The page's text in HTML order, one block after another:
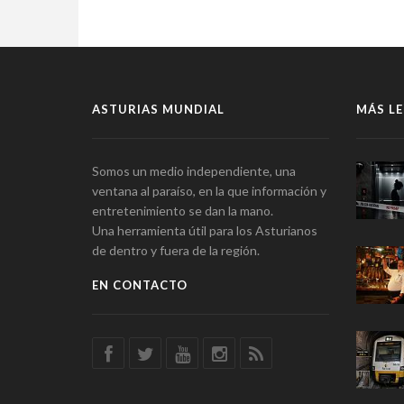
ASTURIAS MUNDIAL
Somos un medio independiente, una
ventana al paraíso, en la que información y
entretenimiento se dan la mano.
Una herramienta útil para los Asturianos
de dentro y fuera de la región.
EN CONTACTO
MÁS